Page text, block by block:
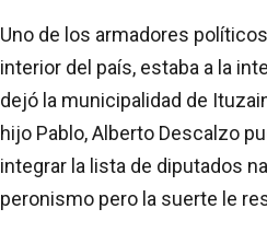
Uno de los armadores
interior del país, estaba a la
dejó la municipalidad de
hijo Pablo, Alberto Descalzo
integrar la lista de diputados
peronismo pero la suerte le